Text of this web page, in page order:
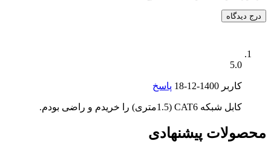
درج دیدگاه
5.0
کاربر 1400-12-18 پاسخ
کابل شبکه CAT6 (1.5متری) را خریدم و راضی بودم.
محصولات پیشنهادی